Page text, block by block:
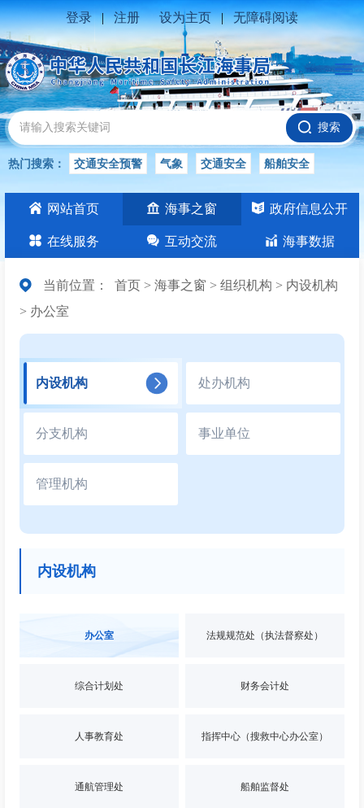
登录 | 注册 设为主页 | 无障碍阅读
搜索
热门搜索： 交通安全预警 气象 交通安全 船舶安全
水位公告 安全 交通 交通安全知识 长江
网站首页 海事之窗 政府信息公开
在线服务 互动交流 海事数据
当前位置： 首页 > 海事之窗 > 组织机构 > 内设机构
> 办公室
内设机构 处办机构
分支机构 事业单位
管理机构
内设机构
办公室 法规规范处（执法督察处）
综合计划处 财务会计处
人事教育处 指挥中心（搜救中心办公室）
通航管理处 船舶监督处